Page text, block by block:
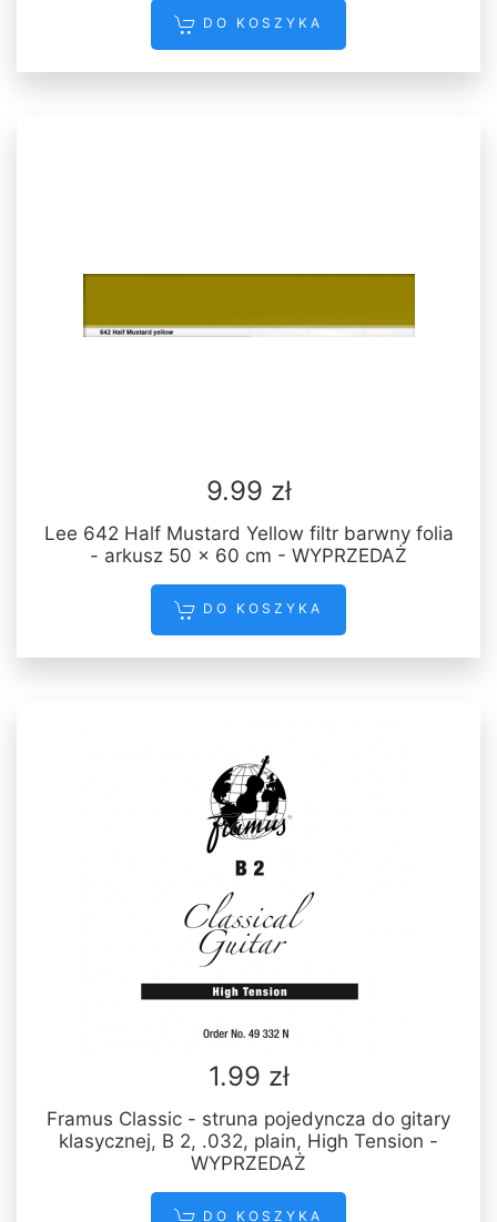
DO KOSZYKA
9.99 zł
Lee 642 Half Mustard Yellow filtr barwny folia
- arkusz 50 x 60 cm - WYPRZEDAŻ
DO KOSZYKA
1.99 zł
Framus Classic - struna pojedyncza do gitary
klasycznej, B 2, .032, plain, High Tension -
WYPRZEDAŻ
DO KOSZYKA